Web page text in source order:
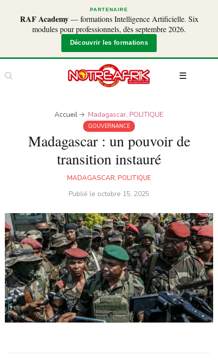
PARTENAIRE
RAF Academy— formations Intelligence Artificielle. Six
modules pour professionnels, dès septembre 2026.
Découvrir les formations
Accueil Madagascar, POLITIQUE
GOUVERNANCE
Madagascar : un pouvoir de
transition instauré
MADAGASCAR, POLITIQUE
Publié le octobre 15, 2025